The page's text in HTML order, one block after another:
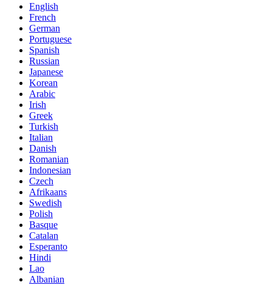
English
French
German
Portuguese
Spanish
Russian
Japanese
Korean
Arabic
Irish
Greek
Turkish
Italian
Danish
Romanian
Indonesian
Czech
Afrikaans
Swedish
Polish
Basque
Catalan
Esperanto
Hindi
Lao
Albanian